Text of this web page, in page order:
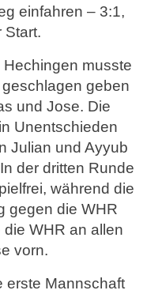
einfahren – 3:1,
Start.
musste
geben
und Jose. Die
Unentschieden
Julian und Ayyub
der dritten Runde
während die
gegen die WHR
WHR an allen
vorn.
erste Mannschaft